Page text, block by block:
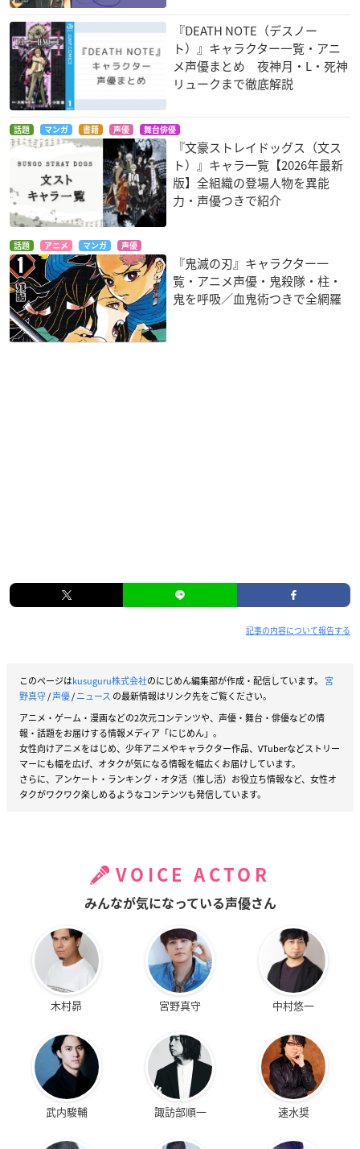
『DEATH NOTE（デスノー
ト）』キャラクター一覧・アニ
メ声優まとめ 夜神月・L・死神
リュークまで徹底解説
話題 マンガ 書籍 声優 舞台俳優
『文豪ストレイドッグス（文ス
ト）』キャラ一覧【2026年最新
版】全組織の登場人物を異能
力・声優つきで紹介
話題 アニメ マンガ 声優
『鬼滅の刃』キャラクター一
覧・アニメ声優・鬼殺隊・柱・
鬼を呼吸／血鬼術つきで全網羅
記事の内容について報告する
このページはkusuguru株式会社のにじめん編集部が作成・配信しています。 宮
野真守/声優/ニュース の最新情報はリンク先をご覧ください。
アニメ・ゲーム・漫画などの2次元コンテンツや、声優・舞台・俳優などの情
報・話題をお届けする情報メディア「にじめん」。
女性向けアニメをはじめ、少年アニメやキャラクター作品、VTuberなどストリー
マーにも幅を広げ、オタクが気になる情報を幅広くお届けしています。
さらに、アンケート・ランキング・オタ活（推し活）お役立ち情報など、女性オ
タクがワクワク楽しめるようなコンテンツも発信しています。
VOICE ACTOR
みんなが気になっている声優さん
木村昴 宮野真守 中村悠一
武内駿輔 諏訪部順一 速水奨